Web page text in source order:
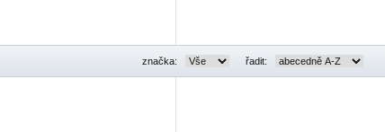
značka: řadit: